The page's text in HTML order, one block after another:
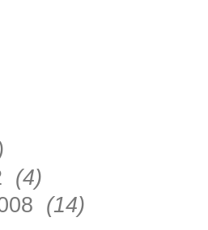
(4)
(14)